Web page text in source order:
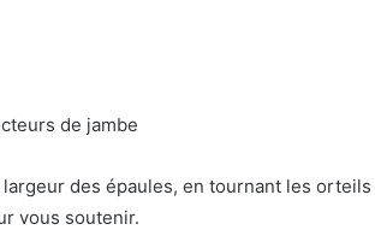
de jambe
des épaules, en tournant les orteils
vous soutenir.